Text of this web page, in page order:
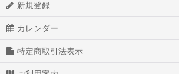
新規登録
カレンダー
特定商取引法表示